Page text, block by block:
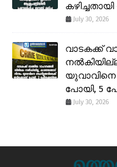
July 30, 2026
വാടകക്ക്
യുവാവിനെ
പോയി, 5
July 30, 2026